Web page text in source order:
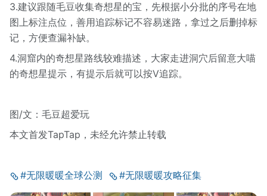
3.建议跟随毛豆收集奇想星的宝，先根据小分批的序号在地
图上标注点位，善用追踪标记不容易迷路，拿过之后删掉标
记，方便查漏补缺。
4.洞窟内的奇想星路线较难描述，大家走进洞穴后留意大喵
的奇想星提示，有提示后就可以按V追踪。
图/文：毛豆超爱玩
本文首发TapTap，未经允许禁止转载
#无限暖暖全球公测 #无限暖暖攻略征集